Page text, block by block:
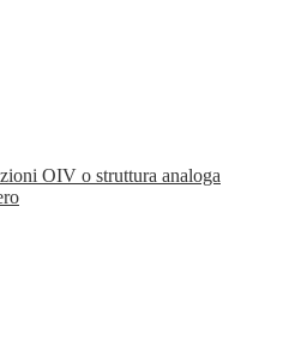
OIV o struttura analoga